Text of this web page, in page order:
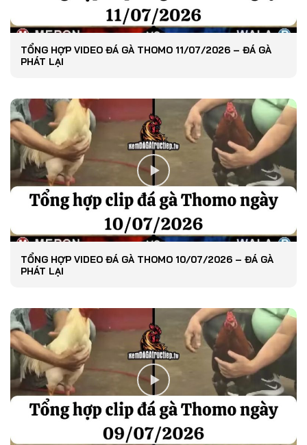
TỔNG HỢP VIDEO ĐÁ GÀ THOMO 11/07/2026 – ĐÁ GÀ
PHÁT LẠI
TỔNG HỢP VIDEO ĐÁ GÀ THOMO 10/07/2026 – ĐÁ GÀ
PHÁT LẠI